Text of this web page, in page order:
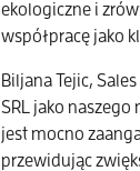
ekologiczne i
współpracę jako
Biljana Tejic,
SRL jako
jest mocno
przewidując